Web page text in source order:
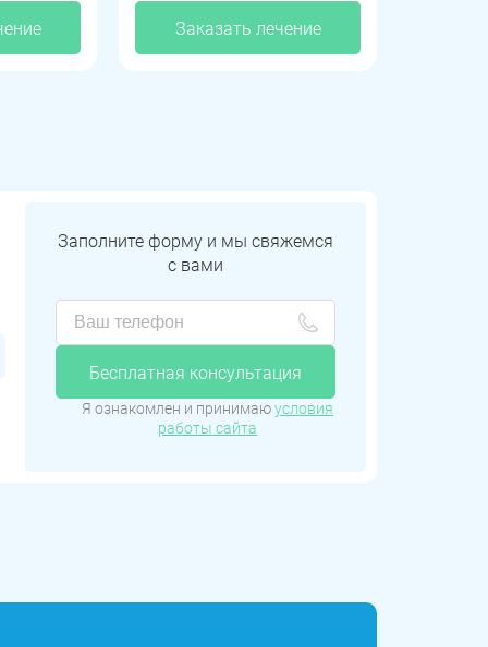
Заказать лечение
Заполните форму и мы свяжемся
с вами
Бесплатная консультация
Я ознакомлен и принимаюусловия
работы сайта